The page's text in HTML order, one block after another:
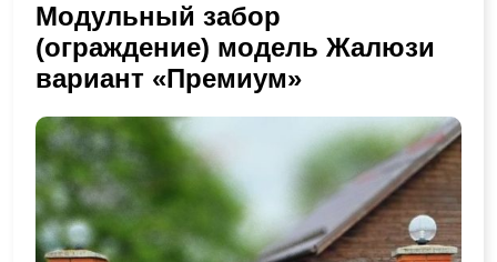
Модульный забор
(ограждение) модель Жалюзи
вариант «Премиум»